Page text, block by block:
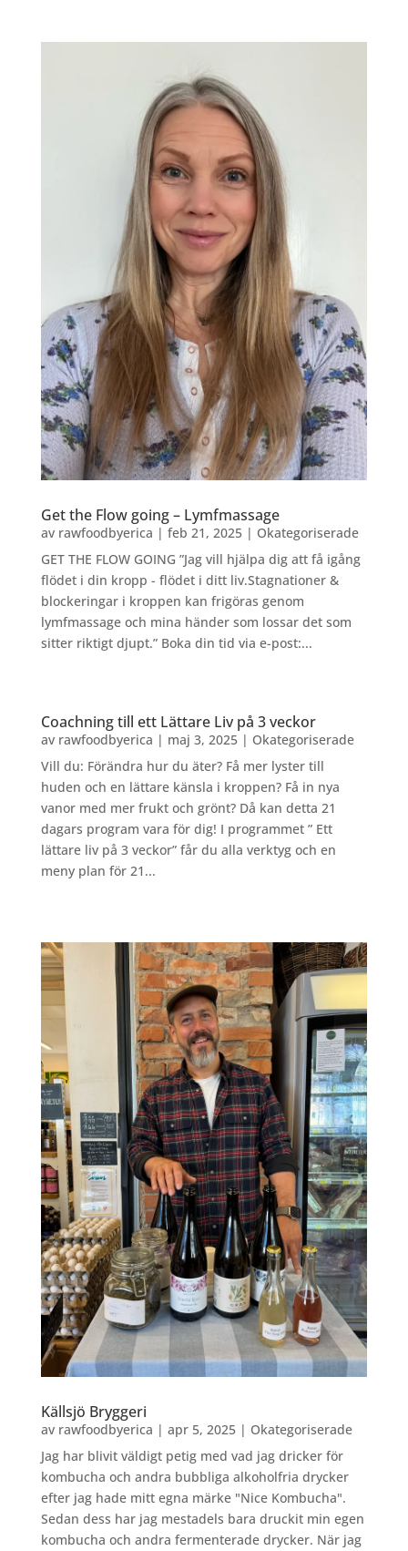
Get the Flow going – Lymfmassage
av rawfoodbyerica | feb 21, 2025| Okategoriserade
GET THE FLOW GOING ”Jag vill hjälpa dig att få igång
flödet i din kropp - flödet i ditt liv.Stagnationer &
blockeringar i kroppen kan frigöras genom
lymfmassage och mina händer som lossar det som
sitter riktigt djupt.” Boka din tid via e-post:...
Coachning till ett Lättare Liv på 3 veckor
av rawfoodbyerica | maj 3, 2025| Okategoriserade
Vill du: Förändra hur du äter? Få mer lyster till
huden och en lättare känsla i kroppen? Få in nya
vanor med mer frukt och grönt? Då kan detta 21
dagars program vara för dig! I programmet ” Ett
lättare liv på 3 veckor” får du alla verktyg och en
meny plan för 21...
Källsjö Bryggeri
av rawfoodbyerica | apr 5, 2025| Okategoriserade
Jag har blivit väldigt petig med vad jag dricker för
kombucha och andra bubbliga alkoholfria drycker
efter jag hade mitt egna märke "Nice Kombucha".
Sedan dess har jag mestadels bara druckit min egen
kombucha och andra fermenterade drycker. När jag